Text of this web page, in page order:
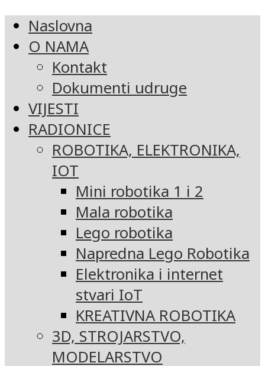
Naslovna
O NAMA
Kontakt
Dokumenti udruge
VIJESTI
RADIONICE
ROBOTIKA, ELEKTRONIKA,
IOT
Mini robotika 1 i 2
Mala robotika
Lego robotika
Napredna Lego Robotika
Elektronika i internet
stvari IoT
KREATIVNA ROBOTIKA
3D, STROJARSTVO,
MODELARSTVO